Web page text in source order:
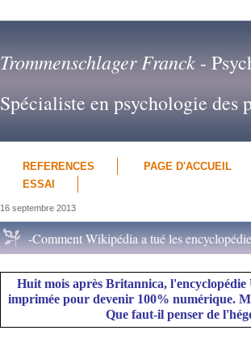
Trommenschlager Franck-
Spécialiste en psychologie des
REFERENCES PAGE D'ACCUEIL
ESSAI
16 septembre 2013
-Comment Wikipédia a tué les
Huit mois après Britannica,
imprimée pour devenir 100% numérique.
Que faut-il penser de